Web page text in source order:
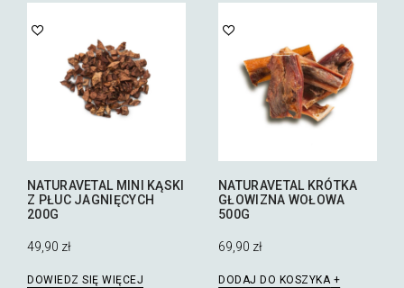
NATURAVETAL MINI KĄSKI
Z PŁUC JAGNIĘCYCH
200G
49,90 zł
DOWIEDZ SIĘ WIĘCEJ
NATURAVETAL KRÓTKA
GŁOWIZNA WOŁOWA
500G
69,90 zł
DODAJ DO KOSZYKA